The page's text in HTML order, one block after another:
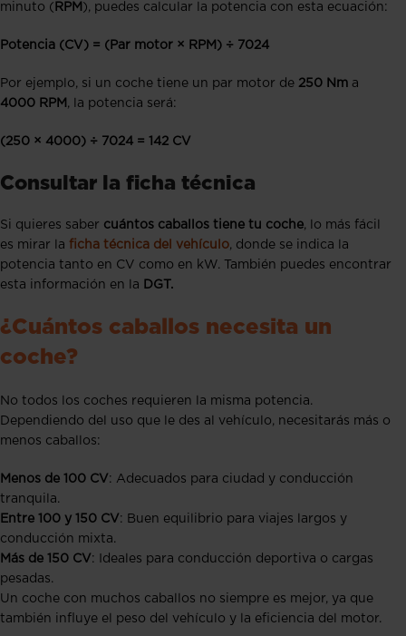
minuto ( RPM ), puedes calcular la potencia con esta ecuación:
Potencia (CV) = (Par motor × RPM) ÷ 7024
Por ejemplo, si un coche tiene un par motor de 250 Nm a
4000 RPM , la potencia será:
(250 × 4000) ÷ 7024 = 142 CV
Consultar la ficha técnica
Si quieres saber cuántos caballos tiene tu coche, lo más fácil
es mirar la ficha técnica del vehículo, donde se indica la
potencia tanto en CV como en kW. También puedes encontrar
esta información en la DGT.
¿Cuántos caballos necesita un
coche?
No todos los coches requieren la misma potencia.
Dependiendo del uso que le des al vehículo, necesitarás más o
menos caballos:
Menos de 100 CV: Adecuados para ciudad y conducción
tranquila.
Entre 100 y 150 CV: Buen equilibrio para viajes largos y
conducción mixta.
Más de 150 CV: Ideales para conducción deportiva o cargas
pesadas.
Un coche con muchos caballos no siempre es mejor, ya que
también influye el peso del vehículo y la eficiencia del motor.